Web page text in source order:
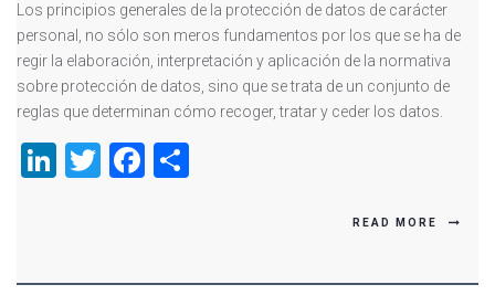
Los principios generales de la protección de datos de carácter
personal, no sólo son meros fundamentos por los que se ha de
regir la elaboración, interpretación y aplicación de la normativa
sobre protección de datos, sino que se trata de un conjunto de
reglas que determinan cómo recoger, tratar y ceder los datos.
LinkedIn
TwitterFacebook
READ MORE